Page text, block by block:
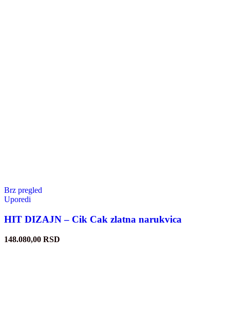
Brz pregled
Uporedi
HIT DIZAJN – Cik Cak zlatna narukvica
148.080,00 RSD